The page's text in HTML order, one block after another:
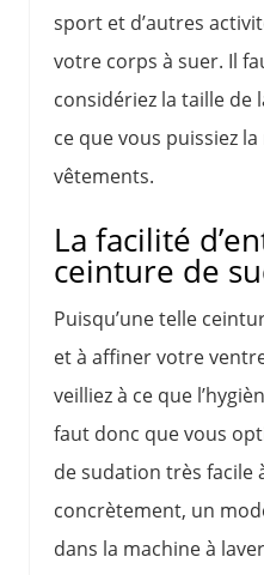
sport et d’autres
votre corps à suer. Il
considériez la taille de
ce que vous puissiez
vêtements.
La facilité
ceinture de
Puisqu’une telle
et à affiner votre
veilliez à ce que
faut donc que vous
de sudation très facile
concrètement, un
dans la machine à